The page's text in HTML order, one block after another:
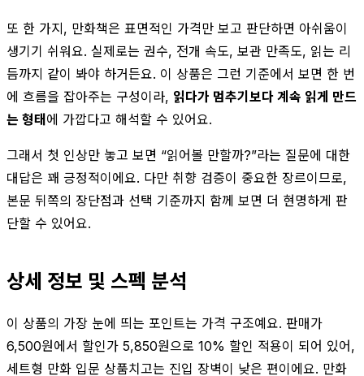
또 한 가지, 만화책은 표면적인 가격만 보고 판단하면 아쉬움이
생기기 쉬워요. 실제로는 권수, 전개 속도, 보관 만족도, 읽는 리
듬까지 같이 봐야 하거든요. 이 상품은 그런 기준에서 보면 한 번
에 흐름을 잡아주는 구성이라, 읽다가 멈추기보다 계속 읽게 만드
는 형태에 가깝다고 해석할 수 있어요.
그래서 첫 인상만 놓고 보면 “읽어볼 만할까?”라는 질문에 대한
대답은 꽤 긍정적이에요. 다만 취향 검증이 중요한 장르이므로,
본문 뒤쪽의 장단점과 선택 기준까지 함께 보면 더 현명하게 판
단할 수 있어요.
상세 정보 및 스펙 분석
이 상품의 가장 눈에 띄는 포인트는 가격 구조예요. 판매가
6,500원에서 할인가 5,850원으로 10% 할인 적용이 되어 있어,
세트형 만화 입문 상품치고는 진입 장벽이 낮은 편이에요. 만화